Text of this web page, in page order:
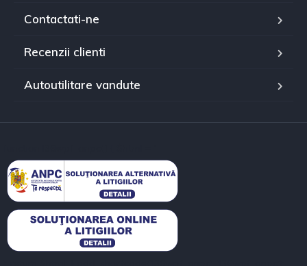
Contactati-ne
Recenzii clienti
Autoutilitare vandute